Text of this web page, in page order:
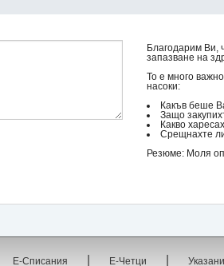
Благодарим Ви,
запазване на
То е много
насоки:
Какъв беше
Защо
Какво
Срещнахте
Резюме: Моля
Е-Списания | Е-Четци |